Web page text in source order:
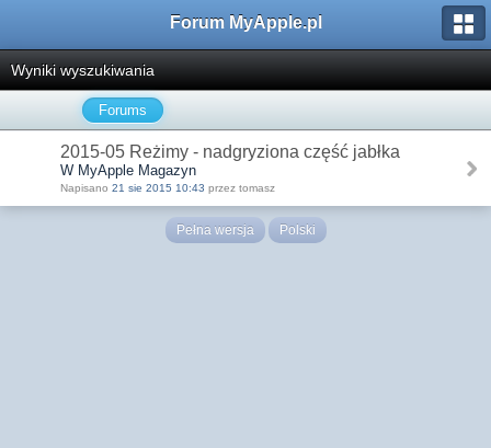
Forum MyApple.pl
Wyniki wyszukiwania
Forums
2015-05 Reżimy - nadgryziona część jabłka
W MyApple Magazyn
Napisano 21 sie 2015 10:43 przez tomasz
Pełna wersja Polski